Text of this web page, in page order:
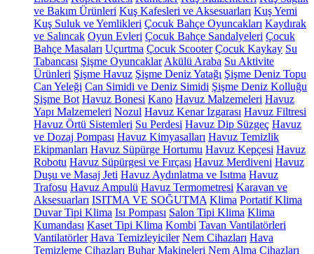
ve Bakım Ürünleri Kuş Kafesleri ve Aksesuarları Kuş Yemi
Kuş Suluk ve Yemlikleri Çocuk Bahçe Oyuncakları Kaydırak
ve Salıncak Oyun Evleri Çocuk Bahçe Sandalyeleri Çocuk
Bahçe Masaları Uçurtma Çocuk Scooter Çocuk Kaykay Su
Tabancası Şişme Oyuncaklar Akülü Araba Su Aktivite
Ürünleri Şişme Havuz Şişme Deniz Yatağı Şişme Deniz Topu
Can Yeleği Can Simidi ve Deniz Simidi Şişme Deniz Kolluğu
Şişme Bot Havuz Bonesi Kano Havuz Malzemeleri Havuz
Yapı Malzemeleri Nozul Havuz Kenar Izgarası Havuz Filtresi
Havuz Örtü Sistemleri Su Perdesi Havuz Dip Süzgeç Havuz
ve Dozaj Pompası Havuz Kimyasalları Havuz Temizlik
Ekipmanları Havuz Süpürge Hortumu Havuz Kepçesi Havuz
Robotu Havuz Süpürgesi ve Fırçası Havuz Merdiveni Havuz
Duşu ve Masaj Jeti Havuz Aydınlatma ve Isıtma Havuz
Trafosu Havuz Ampulü Havuz Termometresi Karavan ve
Aksesuarları ISITMA VE SOĞUTMA Klima Portatif Klima
Duvar Tipi Klima Isı Pompası Salon Tipi Klima Klima
Kumandası Kaset Tipi Klima Kombi Tavan Vantilatörleri
Vantilatörler Hava Temizleyiciler Nem Cihazları Hava
Temizleme Cihazları Buhar Makineleri Nem Alma Cihazları